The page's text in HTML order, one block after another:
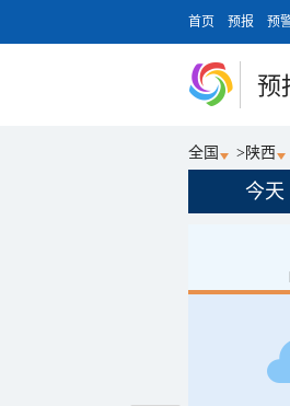
首页 预报 预
预
全国 > 陕西
今天